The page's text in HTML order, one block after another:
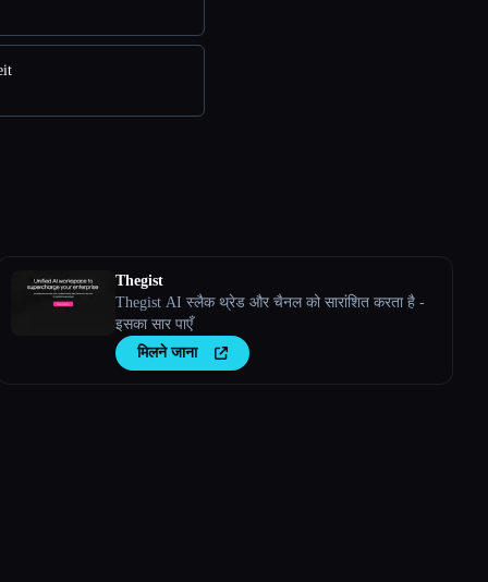
Thegist
Thegist AI स्लैक थ्रेड और चैनल को सारांशित करता है -
इसका सार पाएँ
मिलने जाना